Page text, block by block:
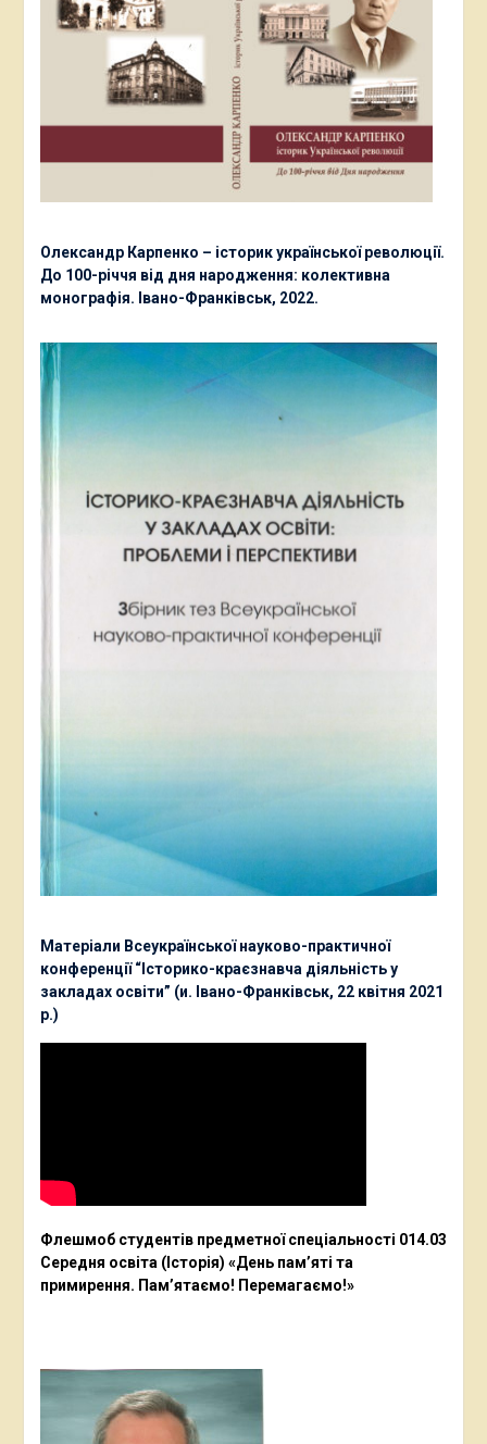
Олександр Карпенко – історик української революції.
До 100-річчя від дня народження: колективна
монографія. Івано-Франківськ, 2022.
Матеріали Всеукраїнської науково-практичної
конференції “Історико-краєзнавча діяльність у
закладах освіти” (и. Івано-Франківськ, 22 квітня 2021
р.)
Флешмоб студентів предметної спеціальності 014.03
Середня освіта (Історія) «День пам’яті та
примирення. Пам’ятаємо! Перемагаємо!»